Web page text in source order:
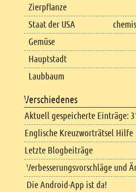
Zierpflanze
Staat der USA
Gemüse
Hauptstadt
Laubbaum
Verschiedenes
Aktuell gespeicherte Einträge:
Englische Kreuzworträtsel Hilfe
Letzte Blogbeiträge
Verbesserungsvorschläge und
Die Android-App ist da!